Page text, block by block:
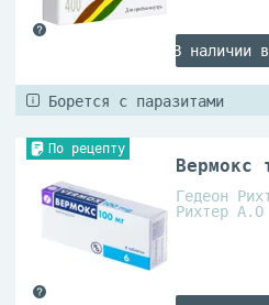
В наличии
Борется с паразитами
По рецепту
Вермокс
Гедеон
Рихтер А.О